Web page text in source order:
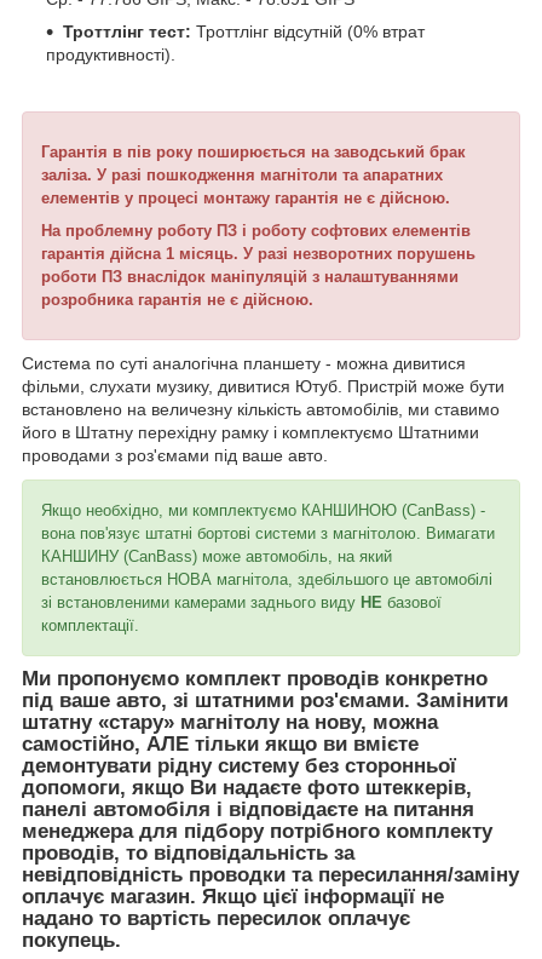
Троттлінг тест: Троттлінг відсутній (0% втрат
продуктивності).
Гарантія в пів року поширюється на заводський брак
заліза. У разі пошкодження магнітоли та апаратних
елементів у процесі монтажу гарантія не є дійсною.
На проблемну роботу ПЗ і роботу софтових елементів
гарантія дійсна 1 місяць. У разі незворотних порушень
роботи ПЗ внаслідок маніпуляцій з налаштуваннями
розробника гарантія не є дійсною.
Система по суті аналогічна планшету - можна дивитися
фільми, слухати музику, дивитися Ютуб. Пристрій може бути
встановлено на величезну кількість автомобілів, ми ставимо
його в Штатну перехідну рамку і комплектуємо Штатними
проводами з роз'ємами під ваше авто.
Якщо необхідно, ми комплектуємо КАНШИНОЮ (CanBass) -
вона пов'язує штатні бортові системи з магнітолою. Вимагати
КАНШИНУ (CanBass) може автомобіль, на який
встановлюється НОВА магнітола, здебільшого це автомобілі
зі встановленими камерами заднього виду НЕ базової
комплектації.
Ми пропонуємо комплект проводів конкретно
під ваше авто, зі штатними роз'ємами. Замінити
штатну «стару» магнітолу на нову, можна
самостійно, АЛЕ тільки якщо ви вмієте
демонтувати рідну систему без сторонньої
допомоги, якщо Ви надаєте фото штеккерів,
панелі автомобіля і відповідаєте на питання
менеджера для підбору потрібного комплекту
проводів, то відповідальність за
невідповідність проводки та пересилання/заміну
оплачує магазин. Якщо цієї інформації не
надано то вартість пересилок оплачує
покупець.